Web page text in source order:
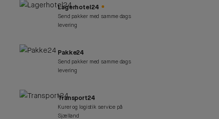
Lagerhotel24
Send pakker med samme dags
levering
Pakke24
Send pakker med samme dags
levering
Transport24
Kurer og logistik service på
Sjælland